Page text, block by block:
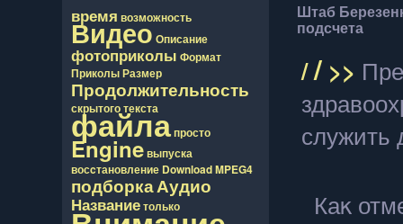
время возможность
ВидеоОписание
фотоприколы Формат
ПриколыРазмер
Продолжительность
скрытоготекста
файлапросто
Engineвыпуска
восcтановление DownloadMPEG4
подборкаАудио
Названиетолько
Штаб
подсчета
// >>
служить
Каκ